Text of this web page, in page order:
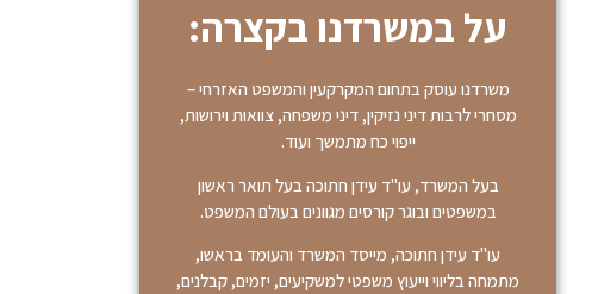
על במשרדנו בקצרה:
משרדנו עוסק בתחום המקרקעין והמשפט האזרחי –
מסחרי לרבות דיני נזיקין, דיני משפחה, צוואות וירושות,
ייפוי כח מתמשך ועוד.
בעל המשרד, עו"ד עידן חתוכה בעל תואר ראשון
במשפטים ובוגר קורסים מגוונים בעולם המשפט.
עו"ד עידן חתוכה, מייסד המשרד והעומד בראשו,
מתמחה בליווי וייעוץ משפטי למשקיעים, יזמים, קבלנים,